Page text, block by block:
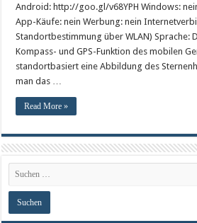
Android: http://goo.gl/v68YPH Windows:
App-Käufe: nein Werbung: nein
Standortbestimmung über WLAN) Sprache:
Kompass- und GPS-Funktion des mobilen
standortbasiert eine Abbildung des
man das …
Read More »